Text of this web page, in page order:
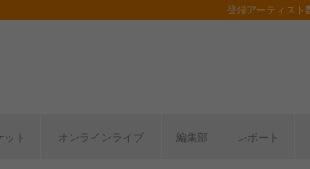
登録アーティス
ット オンラインライブ 編集部 レポート